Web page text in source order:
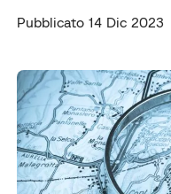
Pubblicato 14 Dic 2023